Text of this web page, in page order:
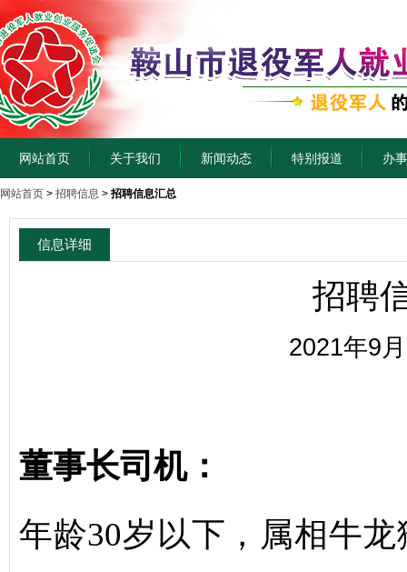
网站首页 关于我们 新闻动态 特别报道 办
网站首页 > 招聘信息 > 招聘信息汇总
信息详细
招聘
2021年9
董事长司机：
年龄30岁以下，属相牛